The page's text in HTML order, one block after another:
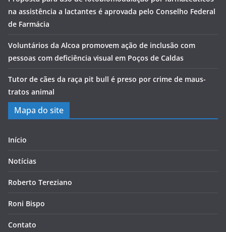
na assistência a lactantes é aprovada pelo Conselho Federal
de Farmácia
Voluntários da Alcoa promovem ação de inclusão com
pessoas com deficiência visual em Poços de Caldas
Tutor de cães da raça pit bull é preso por crime de maus-
tratos animal
Mapa do site
Início
Notícias
Roberto Tereziano
Roni Bispo
Contato